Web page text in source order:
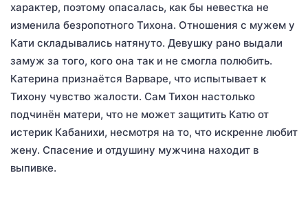
характер, поэтому опасалась, как бы невестка не
изменила безропотного Тихона. Отношения с мужем у
Кати складывались натянуто. Девушку рано выдали
замуж за того, кого она так и не смогла полюбить.
Катерина признаётся Варваре, что испытывает к
Тихону чувство жалости. Сам Тихон настолько
подчинён матери, что не может защитить Катю от
истерик Кабанихи, несмотря на то, что искренне любит
жену. Спасение и отдушину мужчина находит в
выпивке.